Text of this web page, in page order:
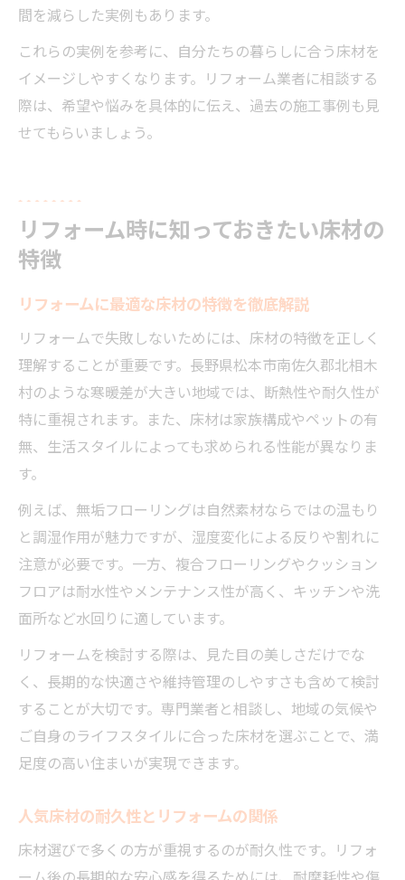
間を減らした実例もあります。
これらの実例を参考に、自分たちの暮らしに合う床材を
イメージしやすくなります。リフォーム業者に相談する
際は、希望や悩みを具体的に伝え、過去の施工事例も見
せてもらいましょう。
リフォーム時に知っておきたい床材の
特徴
リフォームに最適な床材の特徴を徹底解説
リフォームで失敗しないためには、床材の特徴を正しく
理解することが重要です。長野県松本市南佐久郡北相木
村のような寒暖差が大きい地域では、断熱性や耐久性が
特に重視されます。また、床材は家族構成やペットの有
無、生活スタイルによっても求められる性能が異なりま
す。
例えば、無垢フローリングは自然素材ならではの温もり
と調湿作用が魅力ですが、湿度変化による反りや割れに
注意が必要です。一方、複合フローリングやクッション
フロアは耐水性やメンテナンス性が高く、キッチンや洗
面所など水回りに適しています。
リフォームを検討する際は、見た目の美しさだけでな
く、長期的な快適さや維持管理のしやすさも含めて検討
することが大切です。専門業者と相談し、地域の気候や
ご自身のライフスタイルに合った床材を選ぶことで、満
足度の高い住まいが実現できます。
人気床材の耐久性とリフォームの関係
床材選びで多くの方が重視するのが耐久性です。リフォ